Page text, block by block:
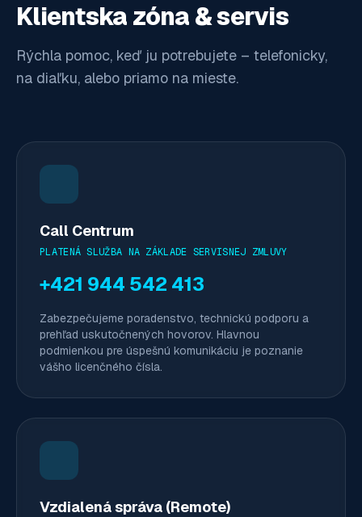
Klientska zóna & servis
Rýchla pomoc, keď ju potrebujete – telefonicky,
na diaľku, alebo priamo na mieste.
Call Centrum
PLATENÁ SLUŽBA NA ZÁKLADE SERVISNEJ ZMLUVY
+421 944 542 413
Zabezpečujeme poradenstvo, technickú podporu a
prehľad uskutočnených hovorov. Hlavnou
podmienkou pre úspešnú komunikáciu je poznanie
vášho licenčného čísla.
Vzdialená správa (Remote)